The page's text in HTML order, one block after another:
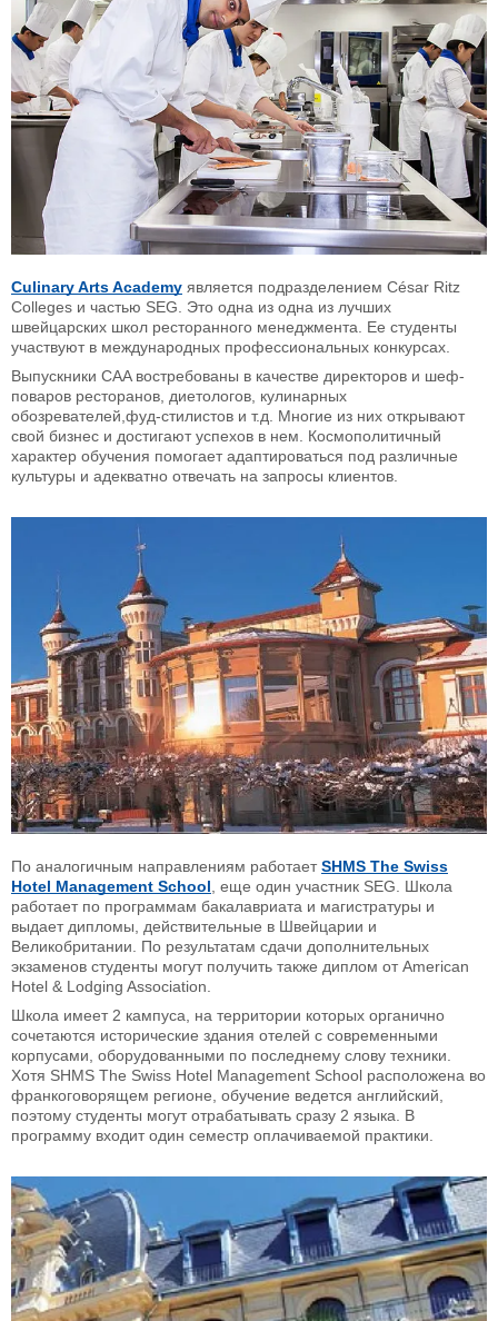
Culinary Arts Academy является подразделением César Ritz
Colleges и частью SEG. Это одна из одна из лучших
швейцарских школ ресторанного менеджмента. Ее студенты
участвуют в международных профессиональных конкурсах.
Выпускники CAA востребованы в качестве директоров и шеф-
поваров ресторанов, диетологов, кулинарных
обозревателей,фуд-стилистов и т.д. Многие из них открывают
свой бизнес и достигают успехов в нем. Космополитичный
характер обучения помогает адаптироваться под различные
культуры и адекватно отвечать на запросы клиентов.
По аналогичным направлениям работаетSHMS The Swiss
Hotel Management School, еще один участник SEG. Школа
работает по программам бакалавриата и магистратуры и
выдает дипломы, действительные в Швейцарии и
Великобритании. По результатам сдачи дополнительных
экзаменов студенты могут получить также диплом от American
Hotel & Lodging Association.
Школа имеет 2 кампуса, на территории которых органично
сочетаются исторические здания отелей с современными
корпусами, оборудованными по последнему слову техники.
Хотя SHMS The Swiss Hotel Management School расположена во
франкоговорящем регионе, обучение ведется английский,
поэтому студенты могут отрабатывать сразу 2 языка. В
программу входит один семестр оплачиваемой практики.